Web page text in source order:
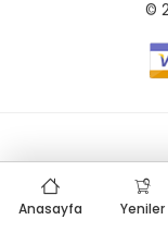
©
Anasayfa Yeniler